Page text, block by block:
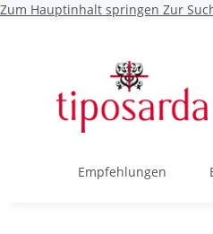
Zum Hauptinhalt springen Zur
Empfehlungen